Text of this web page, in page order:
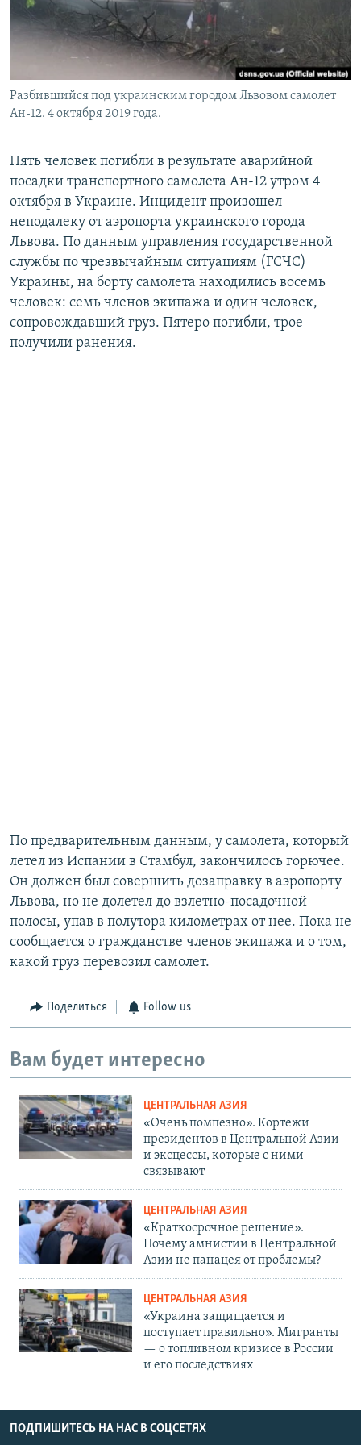
Разбившийся под украинским городом Львовом самолет
Ан-12. 4 октября 2019 года.
Пять человек погибли в результате аварийной
посадки транспортного самолета Ан-12 утром 4
октября в Украине. Инцидент произошел
неподалеку от аэропорта украинского города
Львова. По данным управления государственной
службы по чрезвычайным ситуациям (ГСЧС)
Украины, на борту самолета находились восемь
человек: семь членов экипажа и один человек,
сопровождавший груз. Пятеро погибли, трое
получили ранения.
По предварительным данным, у самолета, который
летел из Испании в Стамбул, закончилось горючее.
Он должен был совершить дозаправку в аэропорту
Львова, но не долетел до взлетно-посадочной
полосы, упав в полутора километрах от нее. Пока не
сообщается о гражданстве членов экипажа и о том,
какой груз перевозил самолет.
Поделиться Follow us
Вам будет интересно
ЦЕНТРАЛЬНАЯ АЗИЯ
«Очень помпезно». Кортежи
президентов в Центральной Азии
и эксцессы, которые с ними
связывают
ЦЕНТРАЛЬНАЯ АЗИЯ
«Краткосрочное решение».
Почему амнистии в Центральной
Азии не панацея от проблемы?
ЦЕНТРАЛЬНАЯ АЗИЯ
«Украина защищается и
поступает правильно». Мигранты
— о топливном кризисе в России
и его последствиях
ПОДПИШИТЕСЬ НА НАС В СОЦСЕТЯХ